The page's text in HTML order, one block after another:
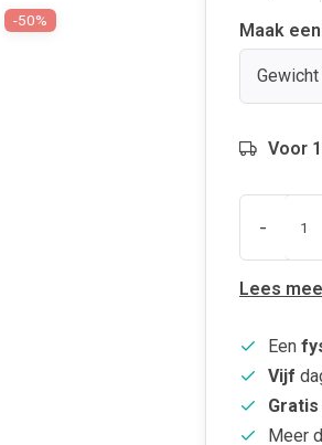
-50% Maak
Gewicht
Voor
-
Lees
Een
Vijf
Gratis
Meer